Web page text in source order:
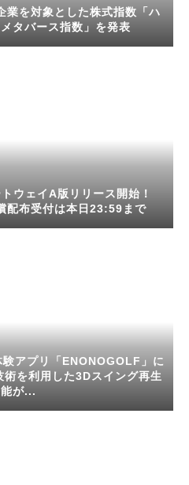
業を対象とした株式指数「ハ
タバース指数」を発表
ウェイΑ版リリース開始！
配布受付は本日23:59まで
アプリ「ENONOGOLF」に
を利用した3Dスイング再生
が...